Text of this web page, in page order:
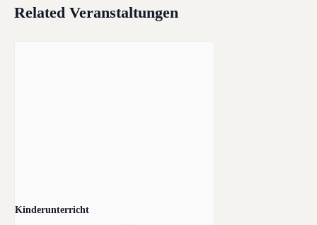
Related Veranstaltungen
Kinderunterricht